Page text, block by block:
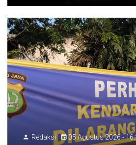
Redaksi 05 Agustus 2026 -